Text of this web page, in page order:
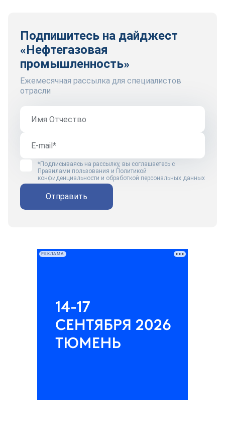
Подпишитесь на дайджест
«Нефтегазовая
промышленность»
Ежемесячная рассылка для специалистов
отрасли
*Подписываясь на рассылку, вы соглашаетесь с
Правилами пользования и Политикой
конфиденциальности и обработкой персональных данных
Отправить
РЕКЛАМА